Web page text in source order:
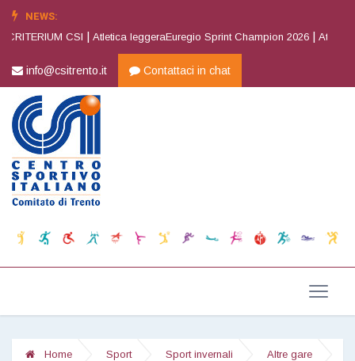
NEWS:
CSI |Atletica leggeraEuregio Sprint Champion 2026 |Atletica
info@csitrento.it Contattaci in chat
Home Sport Sport invernali Altre gare